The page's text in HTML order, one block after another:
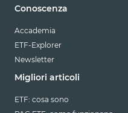
Conoscenza
Accademia
ETF-Explorer
Newsletter
Migliori articoli
ETF: cosa sono